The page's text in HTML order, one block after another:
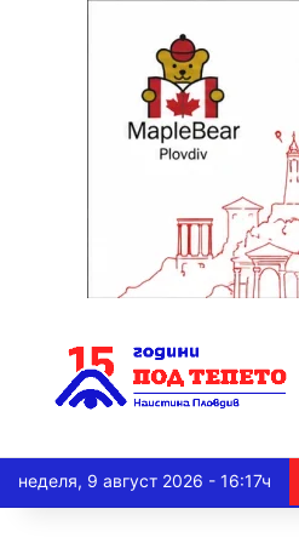
неделя, 9 август 2026 - 16:17ч